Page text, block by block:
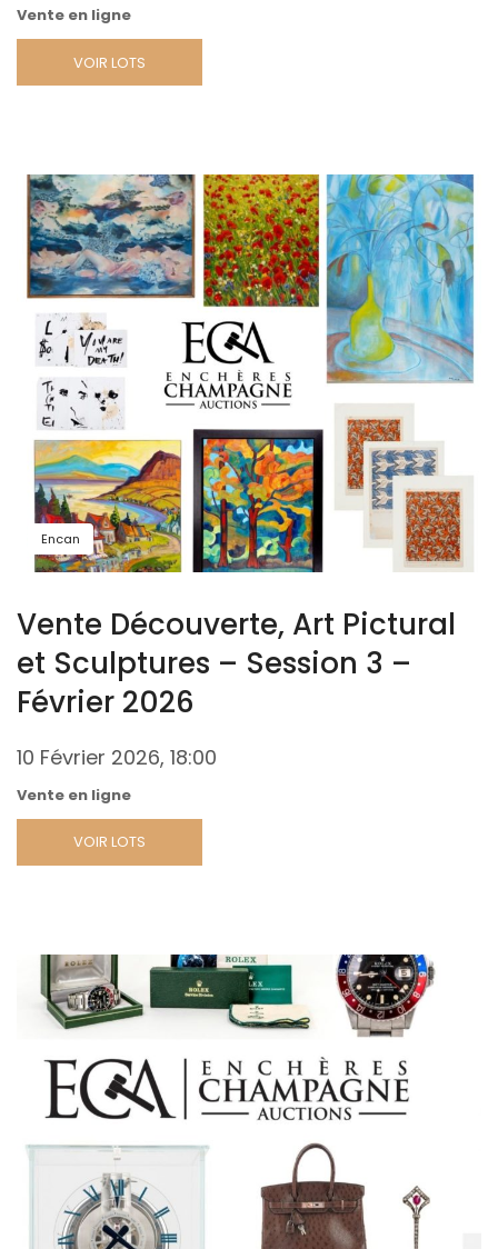
Vente en ligne
VOIR LOTS
Encan
Vente Découverte, Art Pictural
et Sculptures – Session 3 –
Février 2026
10 Février 2026, 18:00
Vente en ligne
VOIR LOTS